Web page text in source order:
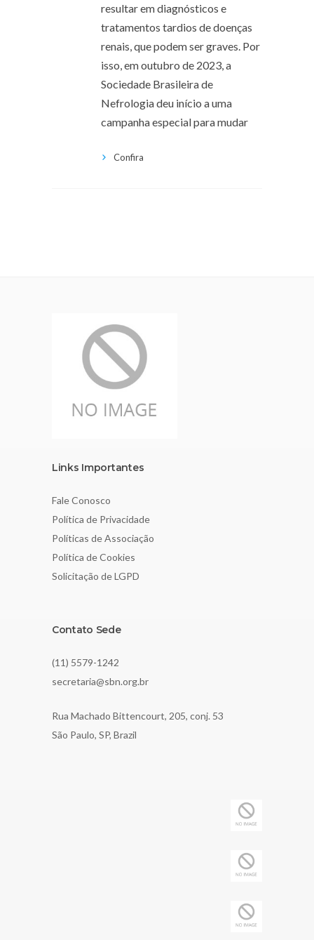
resultar em diagnósticos e
tratamentos tardios de doenças
renais, que podem ser graves. Por
isso, em outubro de 2023, a
Sociedade Brasileira de
Nefrologia deu início a uma
campanha especial para mudar
Confira
Links Importantes
Fale Conosco
Política de Privacidade
Políticas de Associação
Política de Cookies
Solicitação de LGPD
Contato Sede
(11) 5579-1242
secretaria@sbn.org.br
Rua Machado Bittencourt, 205, conj. 53
São Paulo, SP, Brazil